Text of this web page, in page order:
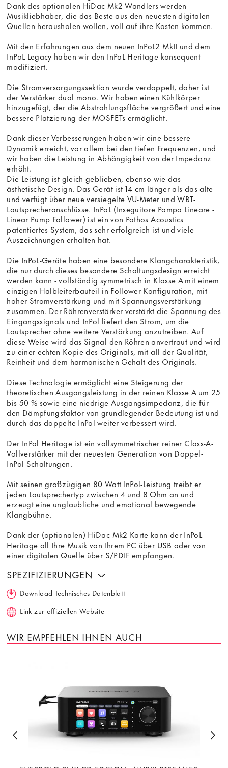
Dank des optionalen HiDac Mk2-Wandlers werden
Musikliebhaber, die das Beste aus den neuesten digitalen
Quellen herausholen wollen, voll auf ihre Kosten kommen.
Mit den Erfahrungen aus dem neuen InPoL2 MkII und dem
InPoL Legacy haben wir den InPoL Heritage konsequent
modifiziert.
Die Stromversorgungssektion wurde verdoppelt, daher ist
der Verstärker dual mono. Wir haben einen Kühlkörper
hinzugefügt, der die Abstrahlungsfläche vergrößert und eine
bessere Platzierung der MOSFETs ermöglicht.
Dank dieser Verbesserungen haben wir eine bessere
Dynamik erreicht, vor allem bei den tiefen Frequenzen, und
wir haben die Leistung in Abhängigkeit von der Impedanz
erhöht.
Die Leistung ist gleich geblieben, ebenso wie das
ästhetische Design. Das Gerät ist 14 cm länger als das alte
und verfügt über neue versiegelte VU-Meter und WBT-
Lautsprecheranschlüsse. InPoL (Inseguitore Pompa Lineare -
Linear Pump Follower) ist ein von Pathos Acoustics
patentiertes System, das sehr erfolgreich ist und viele
Auszeichnungen erhalten hat.
Die InPoL-Geräte haben eine besondere Klangcharakteristik,
die nur durch dieses besondere Schaltungsdesign erreicht
werden kann - vollständig symmetrisch in Klasse A mit einem
einzigen Halbleiterbauteil in Follower-Konfiguration, mit
hoher Stromverstärkung und mit Spannungsverstärkung
zusammen. Der Röhrenverstärker verstärkt die Spannung des
Eingangssignals und InPol liefert den Strom, um die
Lautsprecher ohne weitere Verstärkung anzutreiben. Auf
diese Weise wird das Signal den Röhren anvertraut und wird
zu einer echten Kopie des Originals, mit all der Qualität,
Reinheit und dem harmonischen Gehalt des Originals.
Diese Technologie ermöglicht eine Steigerung der
theoretischen Ausgangsleistung in der reinen Klasse A um 25
bis 50 % sowie eine niedrige Ausgangsimpedanz, die für
den Dämpfungsfaktor von grundlegender Bedeutung ist und
durch das doppelte InPol weiter verbessert wird.
Der InPol Heritage ist ein vollsymmetrischer reiner Class-A-
Vollverstärker mit der neuesten Generation von Doppel-
InPol-Schaltungen.
Mit seinen großzügigen 80 Watt InPol-Leistung treibt er
jeden Lautsprechertyp zwischen 4 und 8 Ohm an und
erzeugt eine unglaubliche und emotional bewegende
Klangbühne.
Dank der (optionalen) HiDac Mk2-Karte kann der InPoL
Heritage all Ihre Musik von Ihrem PC über USB oder von
einer digitalen Quelle über S/PDIF empfangen.
SPEZIFIZIERUNGEN
Download Technisches Datenblatt
Link zur offiziellen Website
WIR EMPFEHLEN IHNEN AUCH